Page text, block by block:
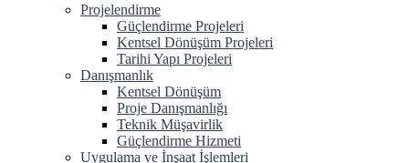
Projelendirme
Güçlendirme Projeleri
Kentsel Dönüşüm Projeleri
Tarihi Yapı Projeleri
Danışmanlık
Kentsel Dönüşüm
Proje Danışmanlığı
Teknik Müşavirlik
Güçlendirme Hizmeti
Uygulama ve İnşaat İşlemleri